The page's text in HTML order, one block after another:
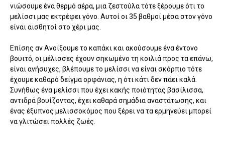
νιώσουμε ένα θερμό αέρα, μια ζεστούλα τότε ξέρουμε ότι το
μελίσσι μας εκτρέφει γόνο. Αυτοί οι 35 βαθμοί μέσα στον γόνο
είναι αισθητοί στο χέρι μας.
Επίσης αν Ανοίξουμε το καπάκι και ακούσουμε ένα έντονο
βουιτό, οι μέλισσες έχουν σηκωμένο τη κοιλιά προς τα επάνω,
είναι ανήσυχες, βλέπουμε το μελίσσι να είναι σκόρπιο τότε
έχουμε καθαρό δείγμα ορφάνιας, η ότι κάτι δεν πάει καλά.
Συνήθως ένα μελίσσι που έχει κακής ποιότητας βασίλισσα,
αντιδρά βουίζοντας, έχει καθαρά σημάδια αναστάτωσης, και
ένας έξυπνος μελισσοκόμος που ξέρει να τα ερμηνεύει μπορεί
να γλιτώσει πολλές ζωές.